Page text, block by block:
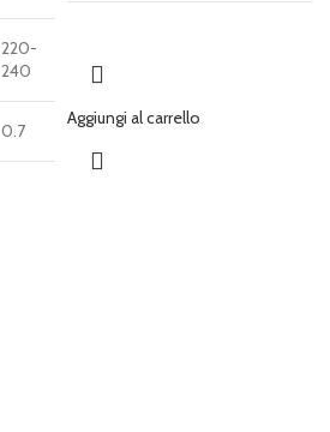
220-
240
0.7
Aggiungi al carrello